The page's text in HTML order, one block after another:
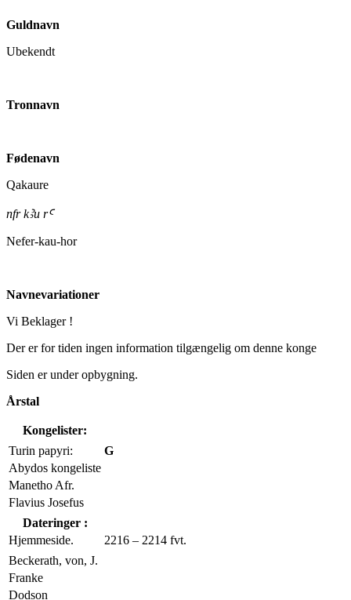
Guldnavn
Ubekendt
Tronnavn
Fødenavn
Qakaure
nfr kꜢu rꜤ
Nefer-kau-hor
Navnevariationer
Vi Beklager !
Der er for tiden ingen information tilgængelig om denne konge
Siden er under opbygning.
Årstal
Kongelister:
Turin papyri:
G
Abydos kongeliste
Manetho Afr.
Flavius Josefus
Dateringer :
Hjemmeside.
2216 – 2214 fvt.
Beckerath, von, J.
Franke
Dodson